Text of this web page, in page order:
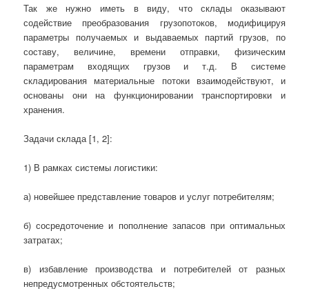
Так же нужно иметь в виду, что склады оказывают
содействие преобразования грузопотоков, модифицируя
параметры получаемых и выдаваемых партий грузов, по
составу, величине, времени отправки, физическим
параметрам входящих грузов и т.д. В системе
складирования материальные потоки взаимодействуют, и
основаны они на функционировании транспортировки и
хранения.
Задачи склада [1, 2]:
1) В рамках системы логистики:
а) новейшее представление товаров и услуг потребителям;
б) сосредоточение и пополнение запасов при оптимальных
затратах;
в) избавление производства и потребителей от разных
непредусмотренных обстоятельств;